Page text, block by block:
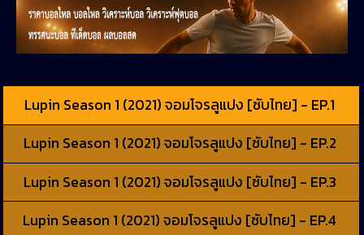
Lupin Season 1 (2021) จอมโจรลูแปง [ซับไทย] - EP.1
Lupin Season 1 (2021) จอมโจรลูแปง [ซับไทย] - EP.2
Lupin Season 1 (2021) จอมโจรลูแปง [ซับไทย] - EP.3
Lupin Season 1 (2021) จอมโจรลูแปง [ซับไทย] - EP.4